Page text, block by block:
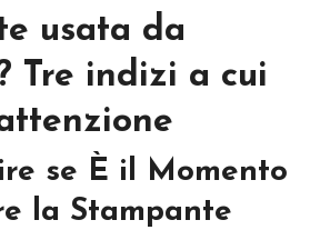
usata da
Tre indizi a cui
se È il Momento
la Stampante